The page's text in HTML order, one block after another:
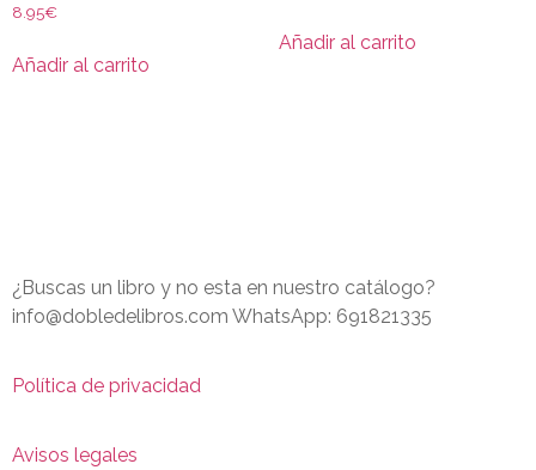
8.95€
Añadir al carrito
Añadir al carrito
¿Buscas un libro y no esta en nuestro catálogo?
info@dobledelibros.com WhatsApp: 691821335
Política de privacidad
Avisos legales